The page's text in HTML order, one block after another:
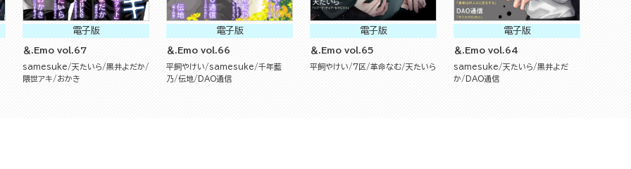
電子版
＆.Emo vol.67
samesuke 天たいら
黒井よだか
隈世アキ
おかき
電子版
＆.Emo vol.66
平飼やけい samesuke
千年藍
乃
伝地 DAO通信
電子版
＆.Emo vol.65
平飼やけい 7区 革命なむ 天たいら
電子版
＆.Emo vol.64
samesuke 天たいら
黒井よだ
か
DAO通信